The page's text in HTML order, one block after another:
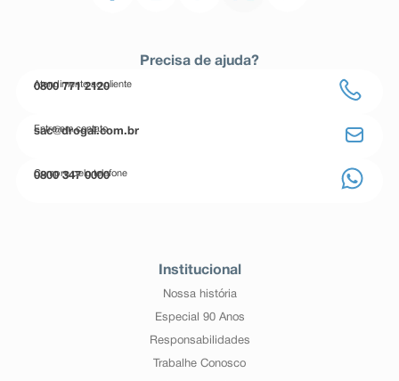
Precisa de ajuda?
Atendimento ao cliente
0800 771 2120
Entre em contato
sac@drogal.com.br
Compre pelo telefone
0800 347 0000
Institucional
Nossa história
Especial 90 Anos
Responsabilidades
Trabalhe Conosco